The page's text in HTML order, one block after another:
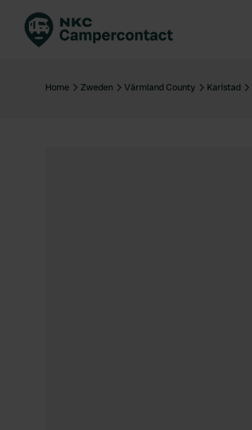
Nederland
Home Zweden Värmland County Karlstad